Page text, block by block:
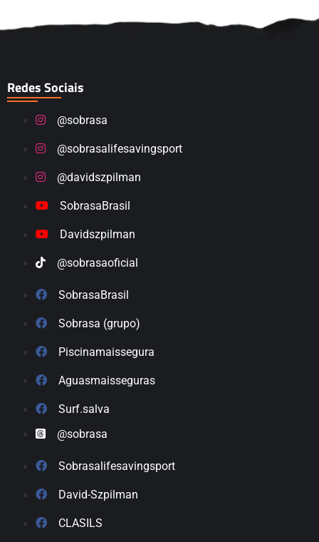
Redes Sociais
@sobrasa
@sobrasalifesavingsport
@davidszpilman
SobrasaBrasil
Davidszpilman
@sobrasaoficial
SobrasaBrasil
Sobrasa (grupo)
Piscinamaissegura
Aguasmaisseguras
Surf.salva
@sobrasa
Sobrasalifesavingsport
David-Szpilman
CLASILS